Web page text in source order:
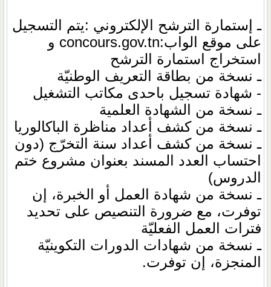
ـ إستمارة الترشح الإلكتروني :يتم التسجيل
على موقع الواب:concours.gov.tn و
استخراج استمارة الترشح
ـ نسخة من بطاقة التعريف الوطنيّة
- شهادة تسجيل باحدى مكاتب التشغيل
ـ نسخة من الشهادة العلمية
ـ نسخة من كشف أعداد مناظرة الباكالوريا
ـ نسخة من كشف أعداد سنة التخرّج (دون
احتساب العدد المسند بعنوان مشروع ختم
الدروس)
ـ نسخة من شهادة العمل أو الخبرة، إن
توفرت، مع ضرورة التنصيص على تحديد
فترات العمل الفعليّة
ـ نسخة من شهادات الدورات التكوينيّة
المنجزة، إن توفرت.